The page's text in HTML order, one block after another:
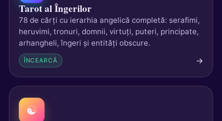
Tarot al Îngerilor
78 de cărți cu ierarhia angelică completă: serafimi,
heruvimi, tronuri, domnii, virtuți, puteri, principate,
arhangheli, îngeri și entități obscure.
ÎNCEARCĂ →
☯